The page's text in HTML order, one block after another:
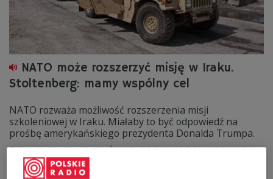
NATO może rozszerzyć misję w Iraku.
Stoltenberg: mamy wspólny cel
NATO rozważa możliwość rozszerzenia misji
szkoleniowej w Iraku. Miałaby to być odpowiedź na
prośbę amerykańskiego prezydenta Donalda Trumpa.
Zobacz więcej na temat:ŚWIAT Bliski Wschód NATO Irak
USA